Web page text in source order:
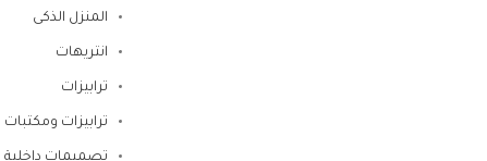
المنزل الذكى
انتريهات
ترابيزات
ترابيزات ومكتبات
تصميمات داخلية